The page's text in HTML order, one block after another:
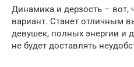
Динамика и дерзость – вот,
вариант. Станет отличным
девушек, полных энергии и
не будет доставлять